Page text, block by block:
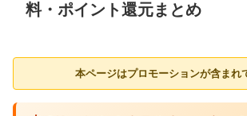
料・ポイント還元まとめ
本ページはプロモーションが含まれ